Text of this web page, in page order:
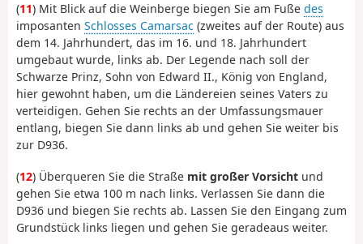
(11) Mit Blick auf die Weinberge biegen Sie am Fuße des
imposanten Schlosses Camarsac (zweites auf der Route) aus
dem 14. Jahrhundert, das im 16. und 18. Jahrhundert
umgebaut wurde, links ab. Der Legende nach soll der
Schwarze Prinz, Sohn von Edward II., König von England,
hier gewohnt haben, um die Ländereien seines Vaters zu
verteidigen. Gehen Sie rechts an der Umfassungsmauer
entlang, biegen Sie dann links ab und gehen Sie weiter bis
zur D936.
(12) Überqueren Sie die Straße mit großer Vorsicht und
gehen Sie etwa 100 m nach links. Verlassen Sie dann die
D936 und biegen Sie rechts ab. Lassen Sie den Eingang zum
Grundstück links liegen und gehen Sie geradeaus weiter.